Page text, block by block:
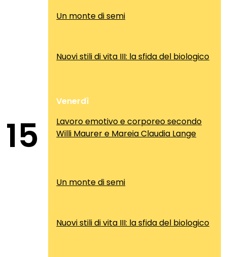
Un monte di semi
Nuovi stili di vita III: la sfida del biologico
15
Venerdì
Lavoro emotivo e corporeo secondo
Willi Maurer e Mareia Claudia Lange
Un monte di semi
Nuovi stili di vita III: la sfida del biologico